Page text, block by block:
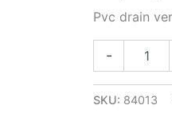
Pvc drain
-
SKU: 84013